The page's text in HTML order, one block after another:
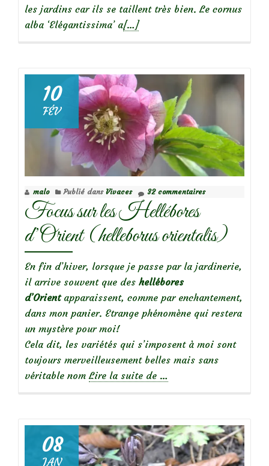
les jardins car ils se taillent très bien. Le cornus
alba ‘Elégantissima’ aEn
de
mon
jardin:
Beautés
hivernales
[…]
10
FÉV
malo Publié dans Vivaces 32 commentaires
Focus sur les Hellébores
d’Orient (helleborus orientalis)
En fin d’hiver, lorsque je passe par la jardinerie,
il arrive souvent que des hellébores
d’Orientapparaissent, comme par enchantement,
dans mon panier. Etrange phénomène qui restera
un mystère pour moi!
Cela dit, les variétés qui s’imposent à moi sont
toujours merveilleusement belles mais sans
véritable nom Lire la suite de à
les
Hellébores
…
08
JAN